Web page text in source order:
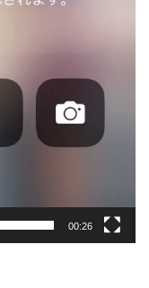
00:26